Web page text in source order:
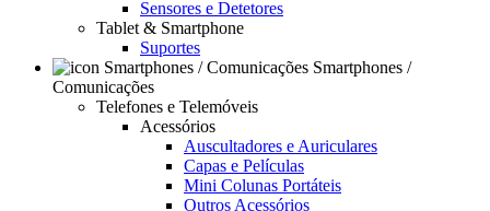
Sensores e Detetores
Tablet & Smartphone
Suportes
Smartphones /
Comunicações
Telefones e Telemóveis
Acessórios
Auscultadores e Auriculares
Capas e Películas
Mini Colunas Portáteis
Outros Acessórios